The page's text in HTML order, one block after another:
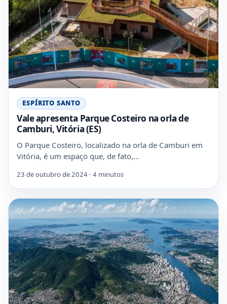
ESPÍRITO SANTO
Vale apresenta Parque Costeiro na orla de
Camburi, Vitória (ES)
O Parque Costeiro, localizado na orla de Camburi em
Vitória, é um espaço que, de fato,…
23 de outubro de 2024 · 4 minutos